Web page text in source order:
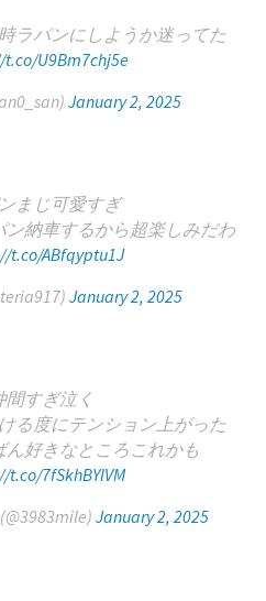
ラパンにしようか迷ってた
U9Bm7chj5e
January 2, 2025
まじ可愛すぎ
納車するから超楽しみだわ
t.co/ABfqyptu1J
January 2, 2025
間すぎ泣く
る度にテンション上がった
ん好きなところこれかも
t.co/7fSkhBYlVM
January 2, 2025